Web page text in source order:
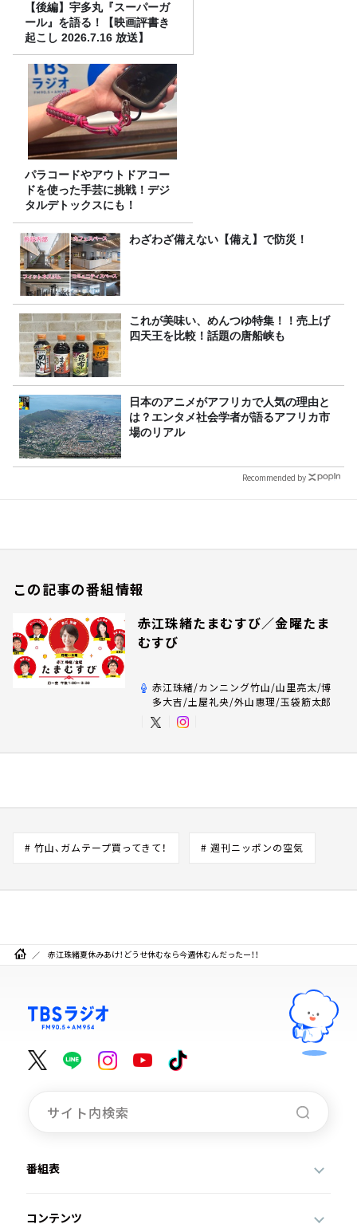
【後編】宇多丸『スーパーガ
ール』を語る！【映画評書き
起こし 2026.7.16 放送】
パラコードやアウトドアコー
ドを使った手芸に挑戦！デジ
タルデトックスにも！
わざわざ備えない【備え】で防災！
これが美味い、めんつゆ特集！！売上げ
四天王を比較！話題の唐船峡も
日本のアニメがアフリカで人気の理由と
は？エンタメ社会学者が語るアフリカ市
場のリアル
Recommended by
この記事の番組情報
赤江珠緒たまむすび／金曜たま
むすび
赤江珠緒/カンニング竹山/山里亮太/博
多大吉/土屋礼央/外山惠理/玉袋筋太郎
# 竹山、ガムテープ買ってきて！ # 週刊ニッポンの空気
赤江珠緒夏休みあけ！どうせ休むなら今週休むんだったー！！
番組表
コンテンツ